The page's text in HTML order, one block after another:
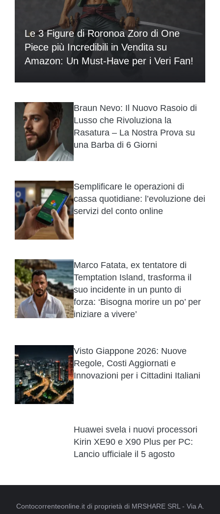
Le 3 Figure di Roronoa Zoro di One
Piece più Incredibili in Vendita su
Amazon: Un Must-Have per i Veri Fan!
Braun Nevo: Il Nuovo Rasoio di
Lusso che Rivoluziona la
Rasatura – La Nostra Prova su
una Barba di 6 Giorni
Semplificare le operazioni di
cassa quotidiane: l’evoluzione dei
servizi del conto online
Marco Fatata, ex tentatore di
Temptation Island, trasforma il
suo incidente in un punto di
forza: ‘Bisogna morire un po’ per
iniziare a vivere’
Visto Giappone 2026: Nuove
Regole, Costi Aggiornati e
Innovazioni per i Cittadini Italiani
Huawei svela i nuovi processori
Kirin XE90 e X90 Plus per PC:
Lancio ufficiale il 5 agosto
Contocorrenteonline.it di proprietà di MRSHARE SRL - Via A.